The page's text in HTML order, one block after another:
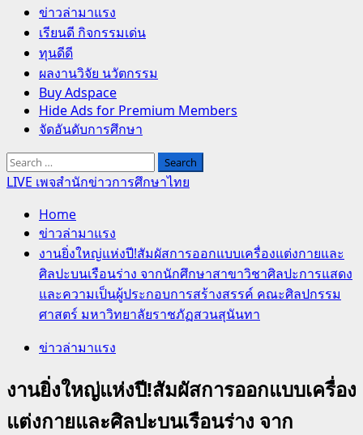
Primary
Menu
ข่าวล่ามาแรง
เรียนดี กิจกรรมเด่น
ทุนดีดี
ผลงานวิจัย นวัตกรรม
Buy Adspace
Hide Ads for Premium Members
จัดอันดับการศึกษา
Search
for:
LIVE เพจสำนักข่าวการศึกษาไทย
Home
ข่าวล่ามาแรง
งานยิ่งใหญ่แห่งปี!สัมผัสการออกแบบเครื่องแต่งกายและ
ศิลปะบนเรือนร่าง จากนักศึกษาสาขาวิชาศิลปะการแสดง
และความเป็นผู้ประกอบการสร้างสรรค์ คณะศิลปกรรม
ศาสตร์ มหาวิทยาลัยราชภัฏสวนสุนันทา
ข่าวล่ามาแรง
งานยิ่งใหญ่แห่งปี!สัมผัสการออกแบบเครื่อง
แต่งกายและศิลปะบนเรือนร่าง จาก